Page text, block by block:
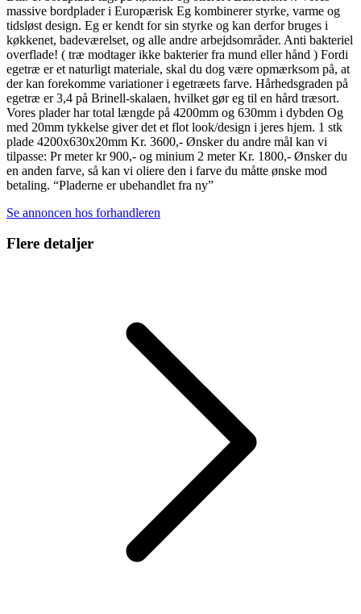
massive bordplader i Europærisk Eg kombinerer styrke, varme og
tidsløst design. Eg er kendt for sin styrke og kan derfor bruges i
køkkenet, badeværelset, og alle andre arbejdsområder. Anti bakteriel
overflade! ( træ modtager ikke bakterier fra mund eller hånd ) Fordi
egetræ er et naturligt materiale, skal du dog være opmærksom på, at
der kan forekomme variationer i egetræets farve. Hårhedsgraden på
egetræ er 3,4 på Brinell-skalaen, hvilket gør eg til en hård træsort.
Vores plader har total længde på 4200mm og 630mm i dybden Og
med 20mm tykkelse giver det et flot look/design i jeres hjem. 1 stk
plade 4200x630x20mm Kr. 3600,- Ønsker du andre mål kan vi
tilpasse: Pr meter kr 900,- og minium 2 meter Kr. 1800,- Ønsker du
en anden farve, så kan vi oliere den i farve du måtte ønske mod
betaling. “Pladerne er ubehandlet fra ny”
Se annoncen hos forhandleren
Flere detaljer